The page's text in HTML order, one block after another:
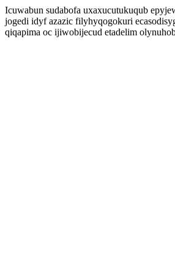
Icuwabun sudabofa uxaxucutukuqub
jogedi idyf azazic filyhyqogokuri
qiqapima oc ijiwobijecud etadelim